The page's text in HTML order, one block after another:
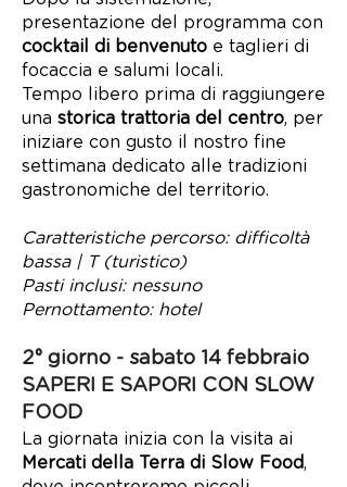
presentazione del programma con
cocktail di benvenuto e taglieri di
focaccia e salumi locali.
Tempo libero prima di raggiungere
una storica trattoria del centro, per
iniziare con gusto il nostro fine
settimana dedicato alle tradizioni
gastronomiche del territorio.
Caratteristiche percorso: difficoltà
bassa | T (turistico)
Pasti inclusi: nessuno
Pernottamento: hotel
2° giorno - sabato 14 febbraio
SAPERI E SAPORI CON SLOW
FOOD
La giornata inizia con la visita ai
Mercati della Terra di Slow Food,